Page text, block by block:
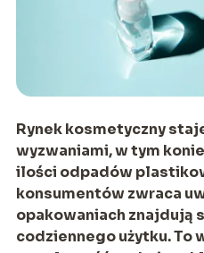
Rynek kosmetyczny
wyzwaniami, w tym
ilości odpadów
konsumentów zwraca
opakowaniach znajdują
codziennego użytku. To